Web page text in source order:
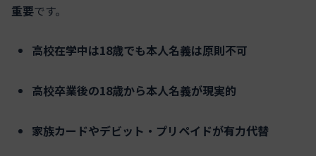
重要です。
高校在学中は18歳でも本人名義は原則不可
高校卒業後の18歳から本人名義が現実的
家族カードやデビット・プリペイドが有力代替